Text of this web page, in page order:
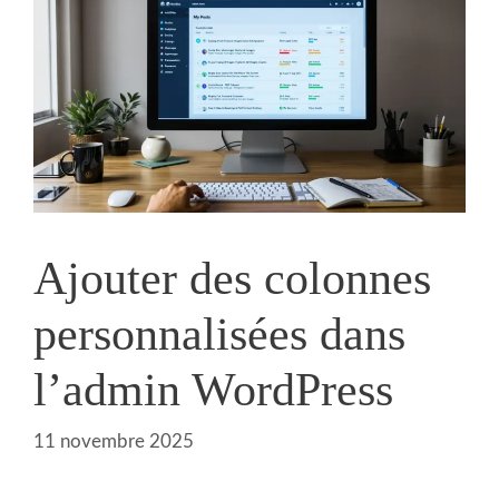
Ajouter des colonnes
personnalisées dans
l’admin WordPress
11 novembre 2025